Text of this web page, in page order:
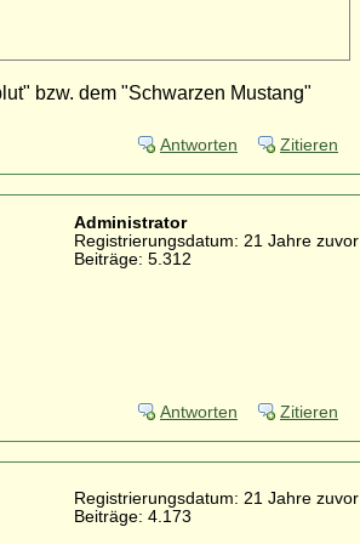
bzw. dem "Schwarzen Mustang"
Antworten Zitieren
Administrator
Registrierungsdatum: 21 Jahre zuvor
Beiträge: 5.312
Antworten Zitieren
Registrierungsdatum: 21 Jahre zuvor
Beiträge: 4.173